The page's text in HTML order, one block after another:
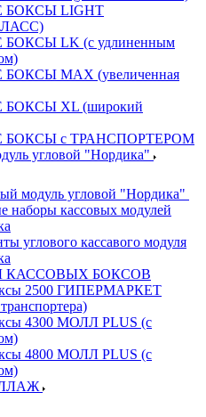
LIGHT
LK (с удлиненным
MAX (увеличенная
XL (широкий
с ТРАНСПОРТЕРОМ
угловой "Нордика"
модуль угловой "Нордика"
наборы кассовых модулей
углового кассавого модуля
КАССОВЫХ БОКСОВ
2500 ГИПЕРМАРКЕТ
4300 МОЛЛ PLUS (с
4800 МОЛЛ PLUS (с